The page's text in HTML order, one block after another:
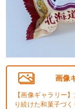
画像
【画像ギャラリー
り続けた和菓子づ